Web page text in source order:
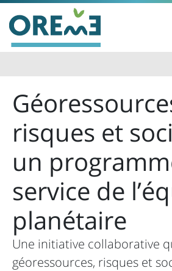
risques et
un
service de
planétaire
Une initiative collaborative
géoressources, risques et